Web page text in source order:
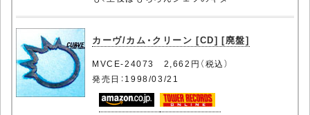
カーヴ/カム・クリーン [CD] [廃盤]
MVCE-24073 2,662円（税込）
発売日：1998/03/21